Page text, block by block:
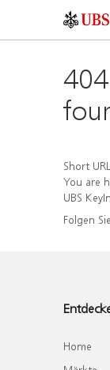
Short
You are
UBS
Folgen
Home